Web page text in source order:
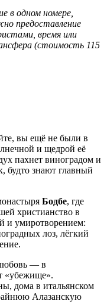
в одном номере,
предоставление
время или
(стоимость 115
вы ещё не были в
и щедрой её
пахнет виноградом и
будто знают главный
Бодбе, где
христианство в
и умиротворением:
лоз, лёгкий
— в
«убежище».
дома в итальянском
Алазанскую